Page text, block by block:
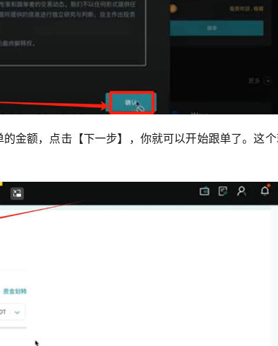
金额，点击【下一步】，你就可以开始跟单了。这